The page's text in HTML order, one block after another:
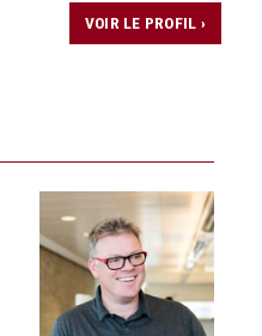
VOIR LE PROFIL ›